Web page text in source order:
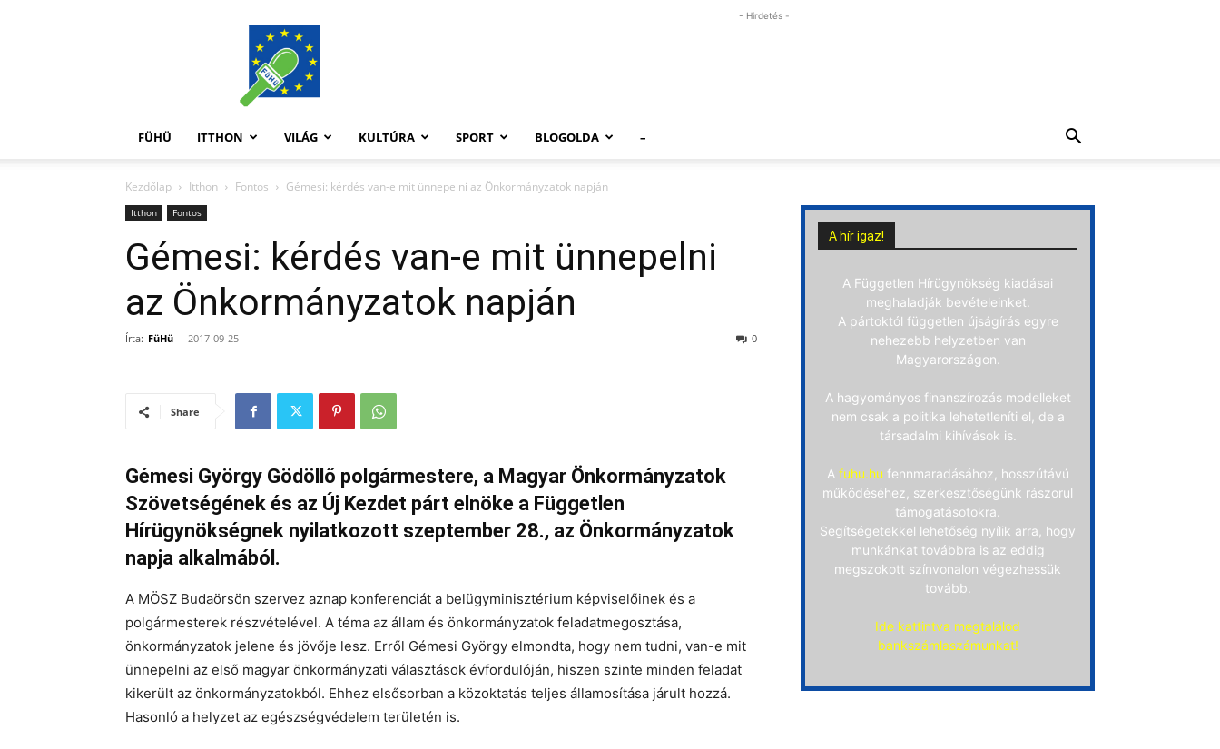
FüHü
- Hirdetés -
FÜHÜ ITTHON VILÁG KULTÚRA SPORT BLOGOLDA –
Kezdőlap Itthon Fontos Gémesi: kérdés van-e mit ünnepelni az Önkormányzatok napján
Itthon Fontos
Gémesi: kérdés van-e mit ünnepelni
az Önkormányzatok napján
Írta: FüHü - 2017-09-25 0
Share
Gémesi György Gödöllő polgármestere, a Magyar Önkormányzatok
Szövetségének és az Új Kezdet párt elnöke a Független
Hírügynökségnek nyilatkozott szeptember 28., az Önkormányzatok
napja alkalmából.
A MÖSZ Budaörsön szervez aznap konferenciát a belügyminisztérium képviselőinek és a
polgármesterek részvételével. A téma az állam és önkormányzatok feladatmegosztása,
önkormányzatok jelene és jövője lesz. Erről Gémesi György elmondta, hogy nem tudni, van-e mit
ünnepelni az első magyar önkormányzati választások évfordulóján, hiszen szinte minden feladat
kikerült az önkormányzatokból. Ehhez elsősorban a közoktatás teljes államosítása járult hozzá.
Hasonló a helyzet az egészségvédelem területén is.
A hír igaz!
A Független Hírügynökség kiadásai
meghaladják bevételeinket.
A pártoktól független újságírás egyre
nehezebb helyzetben van
Magyarországon.
A hagyományos finanszírozás modelleket
nem csak a politika lehetetleníti el, de a
társadalmi kihívások is.
A fuhu.hu fennmaradásához, hosszútávú
működéséhez, szerkesztőségünk rászorul
támogatásotokra.
Segítségetekkel lehetőség nyílik arra, hogy
munkánkat továbbra is az eddig
megszokott színvonalon végezhessük
tovább.
Ide kattintva megtalálod
bankszámlaszámunkat!